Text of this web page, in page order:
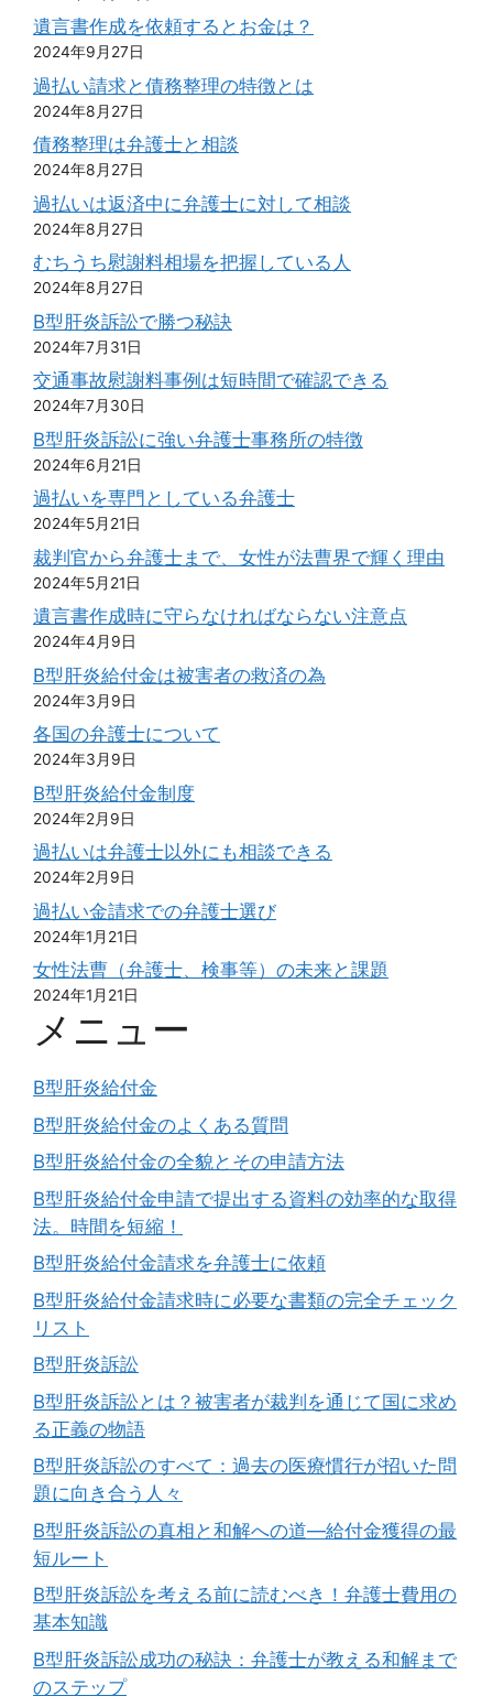
遺言書作成を依頼するとお金は？
2024年9月27日
過払い請求と債務整理の特徴とは
2024年8月27日
債務整理は弁護士と相談
2024年8月27日
過払いは返済中に弁護士に対して相談
2024年8月27日
むちうち慰謝料相場を把握している人
2024年8月27日
B型肝炎訴訟で勝つ秘訣
2024年7月31日
交通事故慰謝料事例は短時間で確認できる
2024年7月30日
B型肝炎訴訟に強い弁護士事務所の特徴
2024年6月21日
過払いを専門としている弁護士
2024年5月21日
裁判官から弁護士まで、女性が法曹界で輝く理由
2024年5月21日
遺言書作成時に守らなければならない注意点
2024年4月9日
B型肝炎給付金は被害者の救済の為
2024年3月9日
各国の弁護士について
2024年3月9日
B型肝炎給付金制度
2024年2月9日
過払いは弁護士以外にも相談できる
2024年2月9日
過払い金請求での弁護士選び
2024年1月21日
女性法曹（弁護士、検事等）の未来と課題
2024年1月21日
メニュー
B型肝炎給付金
B型肝炎給付金のよくある質問
B型肝炎給付金の全貌とその申請方法
B型肝炎給付金申請で提出する資料の効率的な取得
法。時間を短縮！
B型肝炎給付金請求を弁護士に依頼
B型肝炎給付金請求時に必要な書類の完全チェック
リスト
B型肝炎訴訟
B型肝炎訴訟とは？被害者が裁判を通じて国に求め
る正義の物語
B型肝炎訴訟のすべて：過去の医療慣行が招いた問
題に向き合う人々
B型肝炎訴訟の真相と和解への道―給付金獲得の最
短ルート
B型肝炎訴訟を考える前に読むべき！弁護士費用の
基本知識
B型肝炎訴訟成功の秘訣：弁護士が教える和解まで
のステップ